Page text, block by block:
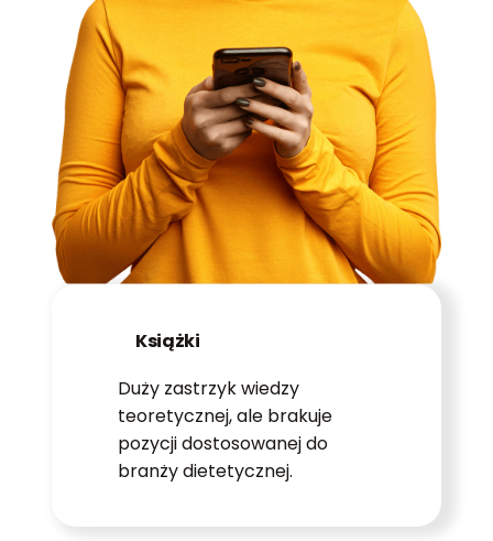
Książki
Duży zastrzyk wiedzy
teoretycznej, ale brakuje
pozycji dostosowanej do
branży dietetycznej.